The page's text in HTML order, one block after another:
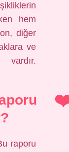
hem
diğer
ve
raporu